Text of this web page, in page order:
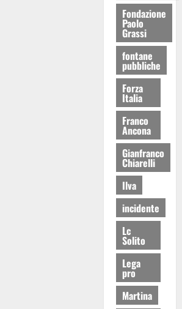
Fondazione
Paolo
Grassi
fontane
pubbliche
Forza
Italia
Franco
Ancona
Gianfranco
Chiarelli
Ilva
incidente
Lc
Solito
Lega
pro
Martina